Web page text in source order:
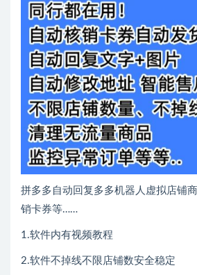
拼多多自动回复多多机器人虚拟店铺
销卡券等……
1.软件内有视频教程
2.软件不掉线不限店铺数安全稳定